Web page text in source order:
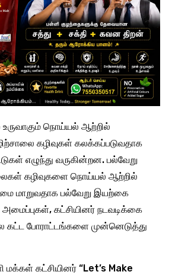
நொய்யல் ஆற்றில்
கழிவுகள் கலக்கப்படுவதாக
எழுந்து வருகின்றன. பல்வேறு
கழிவுகளை நொய்யல் ஆற்றில்
மாறுவதாக பல்வேறு இயற்கை
கட்சியினர் நடவடிக்கை
பல கட்ட போராட்டங்களை முன்னெடுத்து
மக்கள் கட்சியினர் “Let’s Make